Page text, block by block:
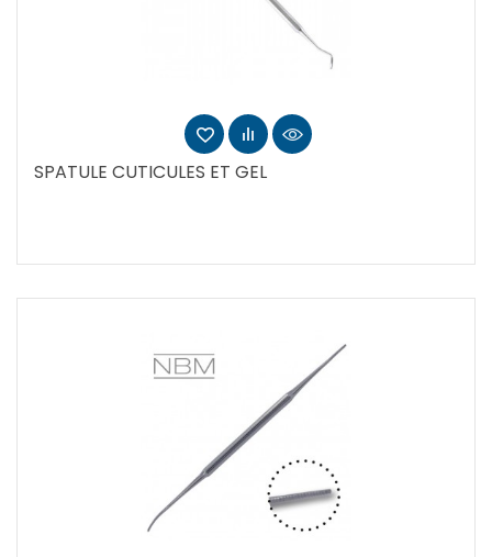
SPATULE CUTICULES ET GEL